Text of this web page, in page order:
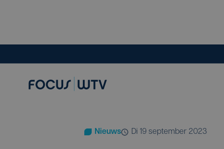
Nieuws di 19 september 2023